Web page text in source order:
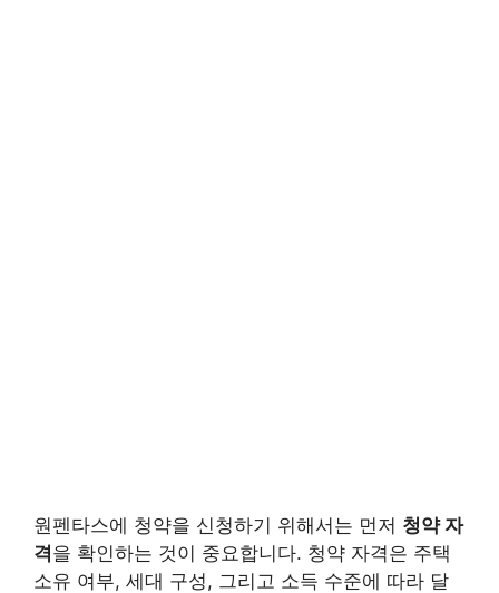
원펜타스에 청약을 신청하기 위해서는 먼저 청약 자
격을 확인하는 것이 중요합니다. 청약 자격은 주택
소유 여부, 세대 구성, 그리고 소득 수준에 따라 달